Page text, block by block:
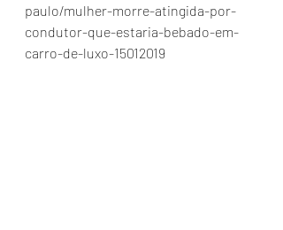
paulo/mulher-morre-atingida-por-
condutor-que-estaria-bebado-em-
carro-de-luxo-15012019